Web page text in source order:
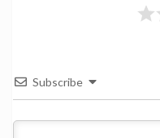
Subscribe